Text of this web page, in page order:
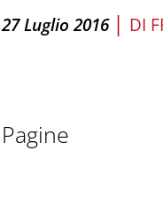
27 Luglio 2016 | DI
Pagine